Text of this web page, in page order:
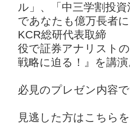
ル」、「中三学割投資
であなたも億万長者
KCR総研代表取締
役で証券アナリスト
戦略に迫る！』を講
必見のプレゼン内容
見逃した方はこちら